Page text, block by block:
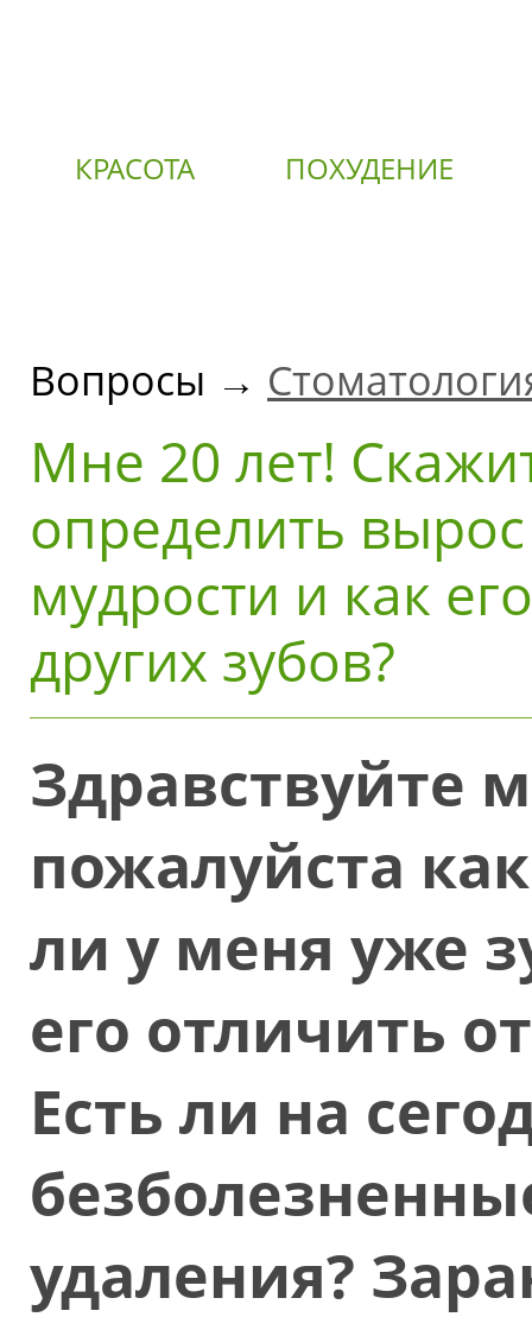
КРАСОТА ПОХУДЕНИЕ
Вопросы →
Мне 20 лет!
определить
мудрости и как
других зубов?
Здравствуйте
пожалуйста
ли у меня уже
его отличить
Есть ли на
удаления?